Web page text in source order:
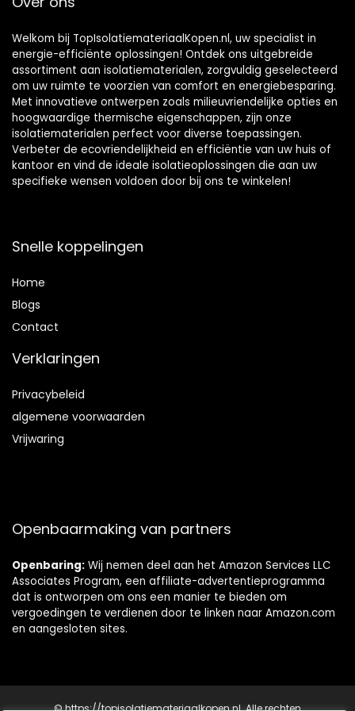
Welkom bij TopIsolatiemateriaalKopen.nl, uw specialist in
energie-efficiënte oplossingen! Ontdek ons uitgebreide
assortiment aan isolatiematerialen, zorgvuldig geselecteerd
om uw ruimte te voorzien van comfort en energiebesparing.
Met innovatieve ontwerpen zoals milieuvriendelijke opties en
hoogwaardige thermische eigenschappen, zijn onze
isolatiematerialen perfect voor diverse toepassingen.
Verbeter de ecovriendelijkheid en efficiëntie van uw huis of
kantoor en vind de ideale isolatieoplossingen die aan uw
specifieke wensen voldoen door bij ons te winkelen!
Snelle koppelingen
Home
Blogs
Contact
Verklaringen
Privacybeleid
algemene voorwaarden
Vrijwaring
Openbaarmaking van partners
Openbaring: Wij nemen deel aan het Amazon Services LLC
Associates Program, een affiliate-advertentieprogramma
dat is ontworpen om ons een manier te bieden om
vergoedingen te verdienen door te linken naar Amazon.com
en aangesloten sites.